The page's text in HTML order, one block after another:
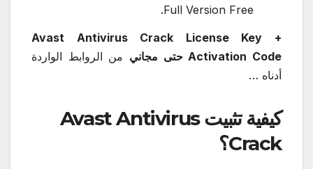
Full Version Free.
Avast Antivirus Crack License Key +
Activation Code حتى مجاني
من الروابط الواردة
أدناه …
كيفية تثبيت Avast Antivirus
Crack؟